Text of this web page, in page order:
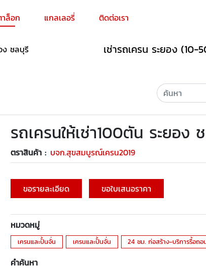
ล็อก แกลเลอรี่ ติดต่อเรา
ง ชลบุรี เช่ารถเครน ระยอง (10-
รถเครนให้เช่า100ตัน ระยอง
ตราสินค้า : บจก.สุขสมบูรณ์เครน2019
ขอรายละเอียด ขอใบเสนอราคา
หมวดหมู่
เครนและปั้นจั่น เครนและปั้นจั่น 24 ชม. ก่อสร้าง-บริการรื้อถอ
คำค้นหา